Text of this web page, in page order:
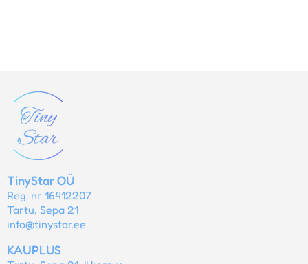
TinyStar OÜ
Reg. nr 16412207
Tartu, Sepa 21
info@tinystar.ee
KAUPLUS